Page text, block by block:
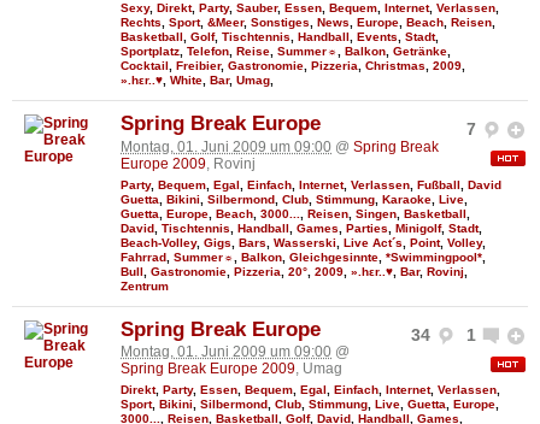
Sexy, Direkt, Party, Sauber, Essen Bequem Internet, Verlassen
Rechts
Sport, &Meer, Sonstiges News Europe Beach Reisen
Basketball
Golf, Tischtennis Handball Events Stadt,
Sportplatz Telefon Reise Summer☼ Balkon Getränke
Cocktail
Freibier, Gastronomie Pizzeria Christmas 2009
».hεr..♥ White Bar, Umag
7
Spring Break Europe
Montag, 01. Juni 2009 um 09:00 @ Spring Break
Europe 2009 , Rovinj
Party, Bequem Egal Einfach Internet, Verlassen Fußball
David
Guetta
Bikini Silbermond Club Stimmung Karaoke Live
Guetta
Europe Beach 3000... Reisen Singen Basketball
David Tischtennis Handball Games Parties Minigolf, Stadt,
Beach-Volley, Gigs Bars Wasserski Live Act´s Point, Volley,
Fahrrad Summer☼ Balkon Gleichgesinnte *Swimmingpool*
Bull
Gastronomie Pizzeria 20° 2009 ».hεr..♥ Bar, Rovinj
Zentrum
34 1
Spring Break Europe
Montag, 01. Juni 2009 um 09:00 @
Spring Break Europe 2009, Umag
Direkt, Party, Essen Bequem Egal Einfach Internet, Verlassen
Sport, Bikini Silbermond Club Stimmung Live Guetta Europe
3000...
Reisen Basketball Golf, David Handball Games